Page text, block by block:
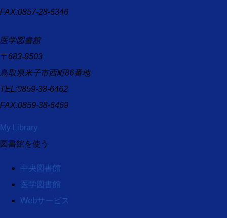
FAX:0857-28-6346
医学図書館
〒683-8503
鳥取県米子市西町86番地
TEL:0859-38-6462
FAX:0859-38-6469
My Library
図書館を使う
中央図書館
医学図書館
Webサービス